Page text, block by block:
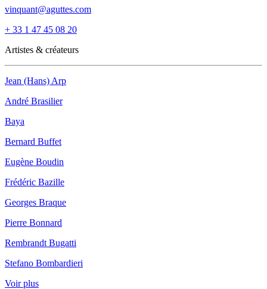
vinquant@aguttes.com
+ 33 1 47 45 08 20
Artistes & créateurs
Jean (Hans) Arp
André Brasilier
Baya
Bernard Buffet
Eugène Boudin
Frédéric Bazille
Georges Braque
Pierre Bonnard
Rembrandt Bugatti
Stefano Bombardieri
Voir plus